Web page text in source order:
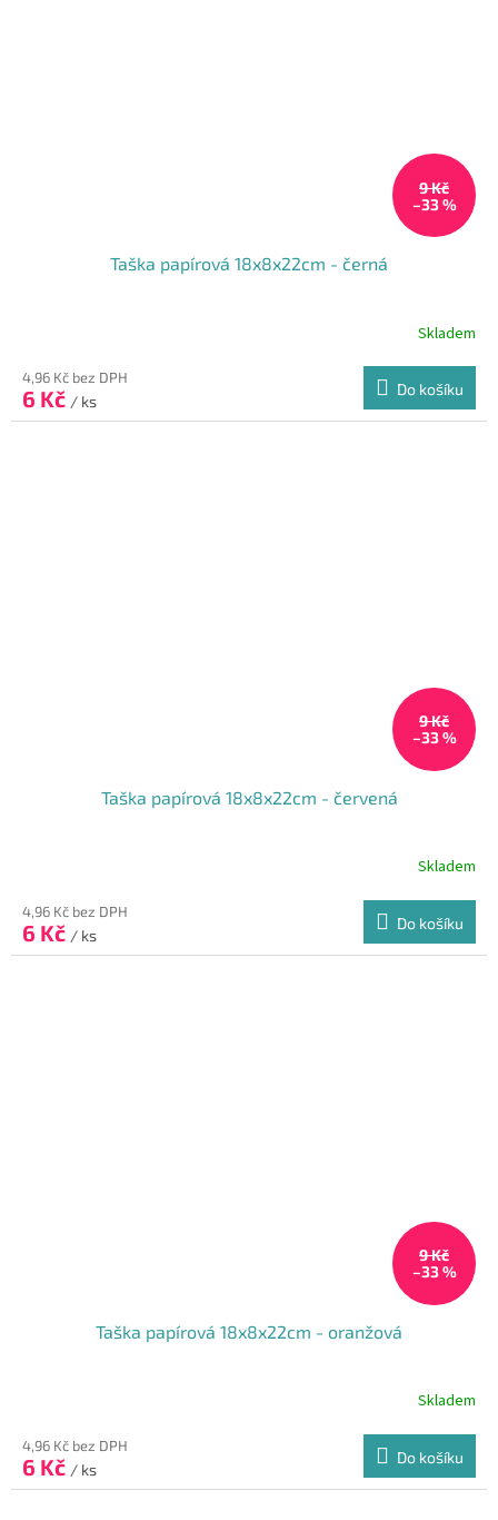
9 Kč
–33 %
Taška papírová 18x8x22cm - černá
Skladem
4,96 Kč bez DPH
6 Kč / ks
Do košíku
9 Kč
–33 %
Taška papírová 18x8x22cm - červená
Skladem
4,96 Kč bez DPH
6 Kč / ks
Do košíku
9 Kč
–33 %
Taška papírová 18x8x22cm - oranžová
Skladem
4,96 Kč bez DPH
6 Kč / ks
Do košíku